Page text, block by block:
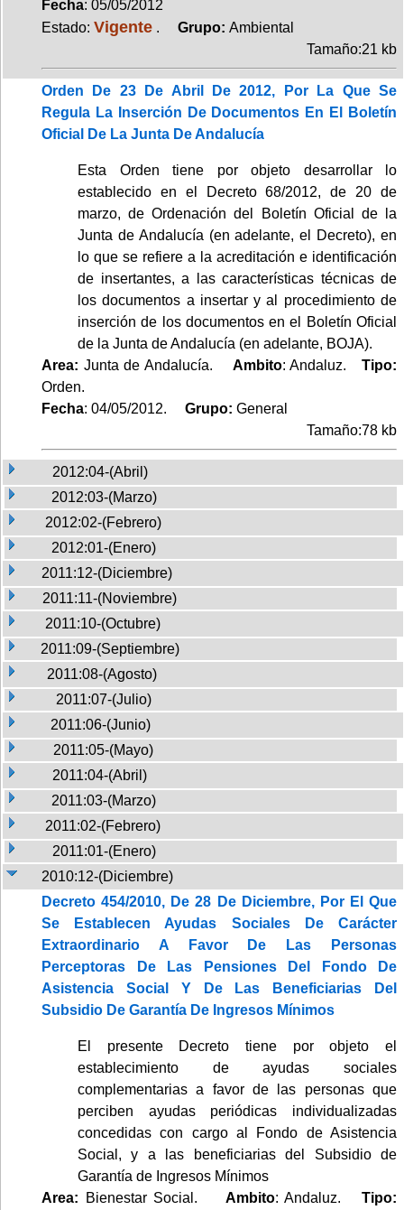
Fecha: 05/05/2012
Estado: Vigente . Grupo: Ambiental
Tamaño:21 kb
Orden De 23 De Abril De 2012, Por La Que Se
Regula La Inserción De Documentos En El Boletín
Oficial De La Junta De Andalucía
Esta Orden tiene por objeto desarrollar lo
establecido en el Decreto 68/2012, de 20 de
marzo, de Ordenación del Boletín Oficial de la
Junta de Andalucía (en adelante, el Decreto), en
lo que se refiere a la acreditación e identificación
de insertantes, a las características técnicas de
los documentos a insertar y al procedimiento de
inserción de los documentos en el Boletín Oficial
de la Junta de Andalucía (en adelante, BOJA).
Area: Junta de Andalucía. Ambito: Andaluz.Tipo:
Orden.
Fecha: 04/05/2012. Grupo: General
Tamaño:78 kb
2012:04-(Abril)
2012:03-(Marzo)
2012:02-(Febrero)
2012:01-(Enero)
2011:12-(Diciembre)
2011:11-(Noviembre)
2011:10-(Octubre)
2011:09-(Septiembre)
2011:08-(Agosto)
2011:07-(Julio)
2011:06-(Junio)
2011:05-(Mayo)
2011:04-(Abril)
2011:03-(Marzo)
2011:02-(Febrero)
2011:01-(Enero)
2010:12-(Diciembre)
Decreto 454/2010, De 28 De Diciembre, Por El Que
Se Establecen Ayudas Sociales De Carácter
Extraordinario A Favor De Las Personas
Perceptoras De Las Pensiones Del Fondo De
Asistencia Social Y De Las Beneficiarias Del
Subsidio De Garantía De Ingresos Mínimos
El presente Decreto tiene por objeto el
establecimiento de ayudas sociales
complementarias a favor de las personas que
perciben ayudas periódicas individualizadas
concedidas con cargo al Fondo de Asistencia
Social, y a las beneficiarias del Subsidio de
Garantía de Ingresos Mínimos
Area: Bienestar Social. Ambito: Andaluz.Tipo: